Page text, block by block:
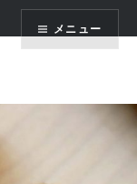
メニュー